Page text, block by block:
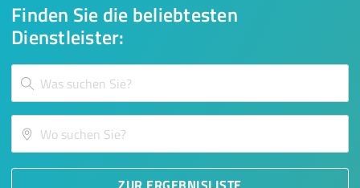
Finden Sie die beliebtesten
Dienstleister: